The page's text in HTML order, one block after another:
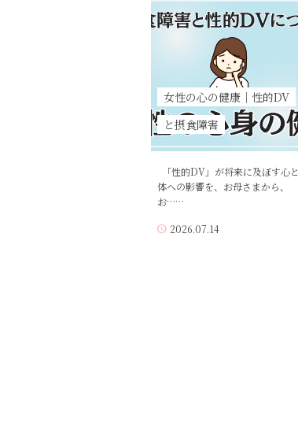
女性の心の健康｜性的DV
と摂食障害
「性的DV」が将来に及ぼす心と
体への影響を、お母さまから、
お……
2026.07.14